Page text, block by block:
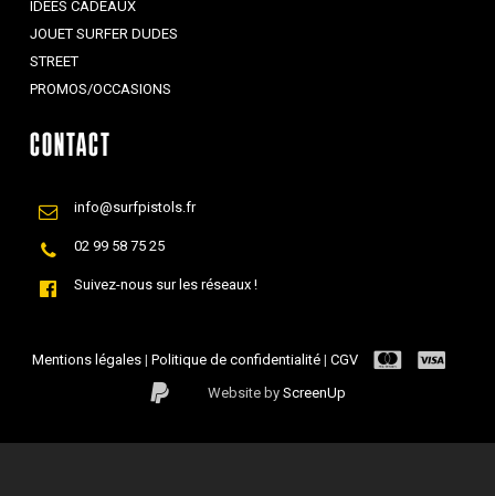
IDÉES CADEAUX
JOUET SURFER DUDES
STREET
PROMOS/OCCASIONS
CONTACT
info@surfpistols.fr
02 99 58 75 25
Suivez-nous sur les réseaux !
Mentions légales|Politique de confidentialité|CGV
Website byScreenUp